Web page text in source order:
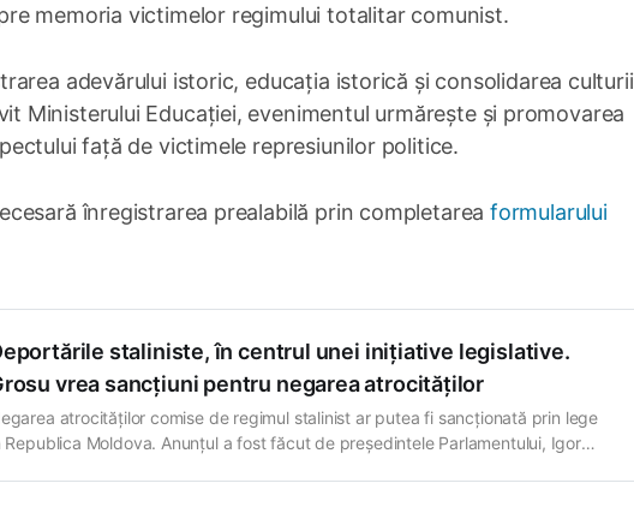
memoria victimelor regimului totalitar comunist.
adevărului istoric, educația istorică și consolidarea culturii
Ministerului Educației, evenimentul urmărește și promovarea
față de victimele represiunilor politice.
înregistrarea prealabilă prin completarea formularului
staliniste, în centrul unei inițiative legislative.
vrea sancțiuni pentru negarea atrocităților
atrocităților comise de regimul stalinist ar putea fi sancționată prin lege
Republica Moldova. Anunțul a fost făcut de președintele Parlamentului, Igor